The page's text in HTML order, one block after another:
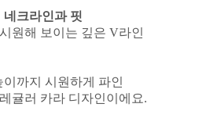
네크라인과 핏
원해 보이는 깊은 V라인
이까지 시원하게 파인
귤러 카라 디자인이에요.